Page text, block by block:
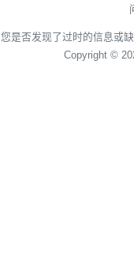
您是否发现了过时的信息或
Copyright ©